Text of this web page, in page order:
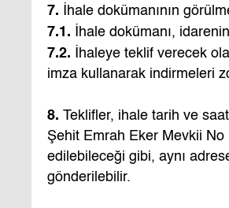
7. İhale dokümanının
7.1. İhale dokümanı,
7.2. İhaleye teklif verecek
imza kullanarak indirmeleri
8. Teklifler, ihale tarih ve
Şehit Emrah Eker Mevkii
edilebileceği gibi, aynı
gönderilebilir.